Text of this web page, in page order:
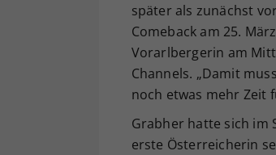
später als zunächst
Comeback am 25.
Vorarlbergerin am
Channels. „Damit
noch etwas mehr Zeit
Grabher hatte sich im
erste Österreicherin